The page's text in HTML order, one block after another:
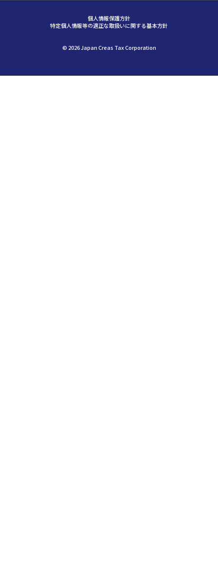
個人情報保護方針
特定個人情報等の適正な取扱いに関する基本方針
©︎ 2026 Japan Creas Tax Corporation